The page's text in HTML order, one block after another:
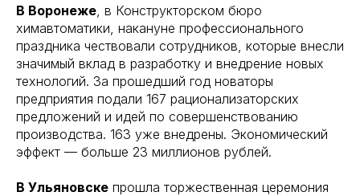
В Воронеже, в Конструкторском бюро
химавтоматики, накануне профессионального
праздника чествовали сотрудников, которые внесли
значимый вклад в разработку и внедрение новых
технологий. За прошедший год новаторы
предприятия подали 167 рационализаторских
предложений и идей по совершенствованию
производства. 163 уже внедрены. Экономический
эффект — больше 23 миллионов рублей.
В Ульяновске прошла торжественная церемония